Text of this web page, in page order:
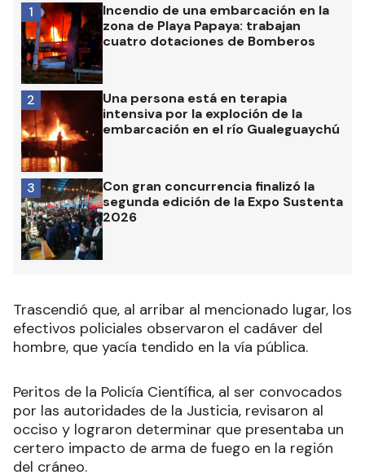
Incendio de una embarcación en la
zona de Playa Papaya: trabajan
cuatro dotaciones de Bomberos
1
Una persona está en terapia
intensiva por la exploción de la
embarcación en el río Gualeguaychú
2
Con gran concurrencia finalizó la
segunda edición de la Expo Sustenta
2026
3
Trascendió que, al arribar al mencionado lugar, los
efectivos policiales observaron el cadáver del
hombre, que yacía tendido en la vía pública.
Peritos de la Policía Científica, al ser convocados
por las autoridades de la Justicia, revisaron al
occiso y lograron determinar que presentaba un
certero impacto de arma de fuego en la región
del cráneo.